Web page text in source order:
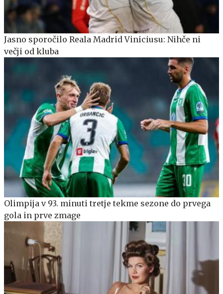
Jasno sporočilo Reala Madrid Viniciusu: Nihče ni
večji od kluba
Olimpija v 93. minuti tretje tekme sezone do prvega
gola in prve zmage